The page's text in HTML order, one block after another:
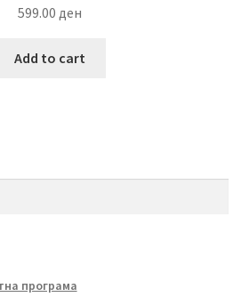
599.00 ден
Add to cart
програма